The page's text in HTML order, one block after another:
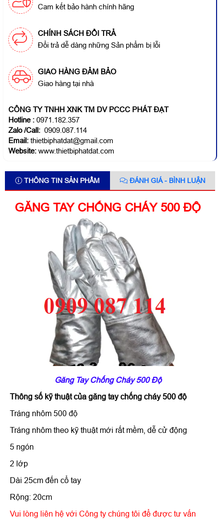
Cam kết bảo hành chính hãng
CHÍNH SÁCH ĐỔI TRẢ
Đổi trả dễ dàng những Sản phẩm bị lỗi
GIAO HÀNG ĐẢM BẢO
Giao hàng tại nhà
CÔNG TY TNHH XNK TM DV PCCC PHÁT ĐẠT
Hotline : 0971.182.357
Zalo /Call:0909.087.114
Email:thietbiphatdat@gmail.com
Website:www.thietbiphatdat.com
THÔNG TIN SẢN PHẨM ĐÁNH GIÁ - BÌNH LUẬN
GĂNG TAY CHỐNG CHÁY 500 ĐỘ
Găng Tay Chống Cháy 500 Độ
Thông số kỹ thuật của găng tay chống cháy 500 độ
Tráng nhôm 500 độ
Tráng nhôm theo kỹ thuật mới rất mềm, dễ cử động
5 ngón
2 lớp
Dài 25cm đến cổ tay
Rộng: 20cm
Vui lòng liên hệ với Công ty chúng tôi để được tư vấn